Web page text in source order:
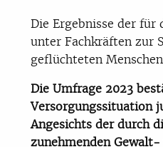
Die Ergebnisse der für
unter Fachkräften zur
geflüchteten
Die Umfrage 2023
Versorgungssituation
Angesichts der durch
zunehmenden